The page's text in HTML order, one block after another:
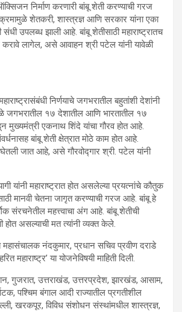
निर्माण करणारी बांबू शेती करण्याची गरज
शेतकरी, शास्त्रज्ञ आणि सरकार यांना एका
उपलब्ध झाली आहे. बांबू शेतीसाठी महाराष्ट्रातच
करावे लागेल, असे आवाहन श्री पटेल यांनी यावेळी
निर्णयाचे जगभरातील बहुतांशी देशांनी
१७ देशातील आणि भारतातील १७
मुख्यमंत्री एकनाथ शिंदे यांचा गौरव होत आहे.
बांबू शेती क्षेत्रात मोठे काम होत आहे.
जात आहे, असे गौरवोद्गार श्री. पटेल यांनी
यांनी महाराष्ट्रात होत असलेल्या प्रयत्नांचे कौतुक
मानवी चेतना जागृत करण्याची गरज आहे. बांबू हे
संरचनेतील महत्त्वाचा अंग आहे. बांबू शेतीची
होत असल्याची मत त्यांनी व्यक्त केले.
नंदकुमार, प्रधान सचिव प्रवीण दराडे
महाराष्ट्र’ या योजनेविषयी माहिती दिली.
गुजरात, उत्तराखंड, उत्तरप्रदेश, झारखंड, आसाम,
पश्चिम बंगाल आदी राज्यातील प्रगतीशील
खरकपूर, विविध संशोधन संस्थांमधील शास्त्रज्ञ,